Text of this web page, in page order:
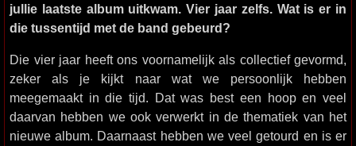
jullie laatste album uitkwam. Vier jaar zelfs. Wat is er in
die tussentijd met de band gebeurd?
Die vier jaar heeft ons voornamelijk als collectief gevormd,
zeker als je kijkt naar wat we persoonlijk hebben
meegemaakt in die tijd. Dat was best een hoop en veel
daarvan hebben we ook verwerkt in de thematiek van het
nieuwe album. Daarnaast hebben we veel getourd en is er